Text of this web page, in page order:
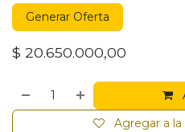
Generar Oferta
$ 20.650.000,00
Agregar a